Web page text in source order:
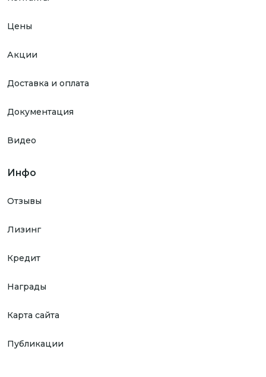
Цены
Акции
Доставка и оплата
Документация
Видео
Инфо
Отзывы
Лизинг
Кредит
Награды
Карта сайта
Публикации